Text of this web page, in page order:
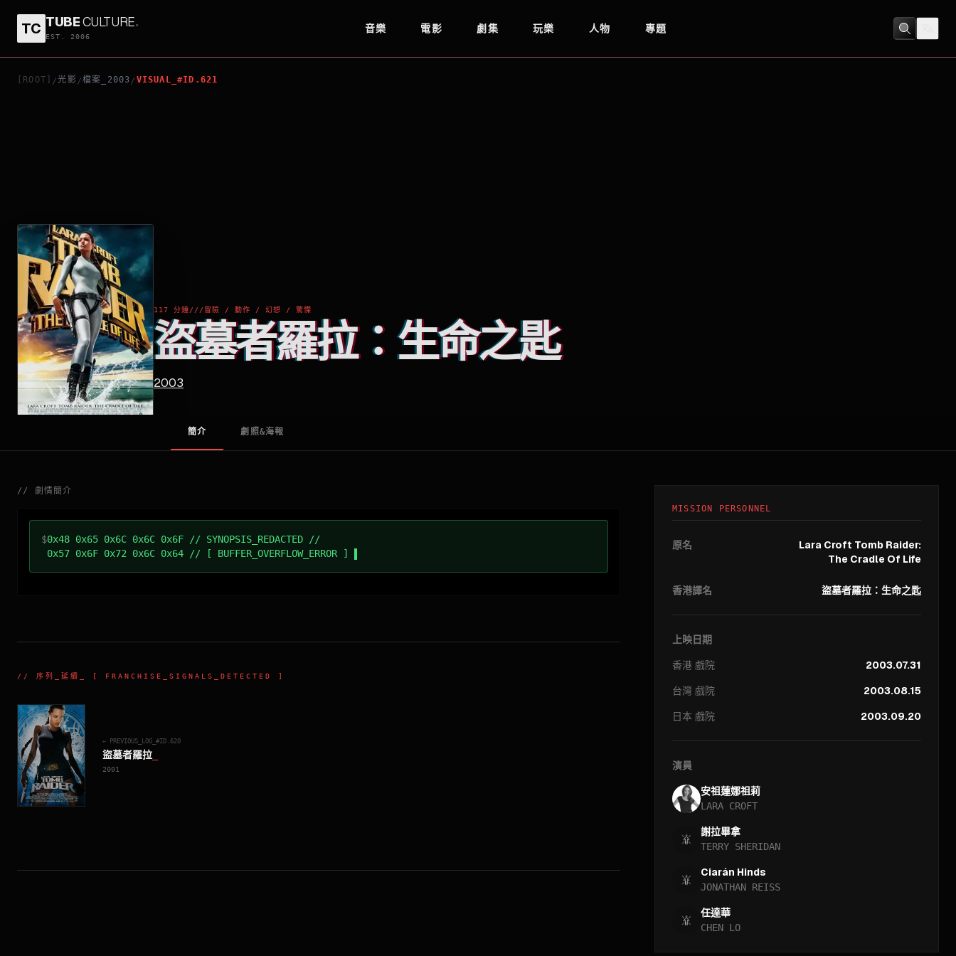
TC TUBECULTURE.
EST. 2006
音樂 電影 劇集 玩樂 人物 專題
[ROOT] /光影 /檔案_2003 / VISUAL_#ID.621
117 分鐘/// 冒險 / 動作 / 幻想 / 驚慄
盜墓者羅拉：生命之匙
2003
盜墓者羅拉：生命之匙 冒險/ 動作
簡介 劇照&海報
// 劇情簡介
$0x48 0x65 0x6C 0x6C 0x6F // SYNOPSIS_REDACTED //
0x57 0x6F 0x72 0x6C 0x64 // [ BUFFER_OVERFLOW_ERROR ]
// 序列_延續 _ [ FRANCHISE_SIGNALS_DETECTED ]
← PREVIOUS_LOG_#ID. 620
盜墓者羅拉
2001
MISSION PERSONNEL
原名
Lara Croft Tomb Raider:
The Cradle Of Life
香港譯名 盜墓者羅拉：生命之匙
上映日期
香港 戲院
2003.07.31
台灣 戲院
2003.08.15
日本 戲院 2003.09.20
演員
安祖蓮娜祖莉
LARA CROFT
謝拉畢拿
TERRY SHERIDAN
Ciarán Hinds
JONATHAN REISS
任達華
CHEN LO